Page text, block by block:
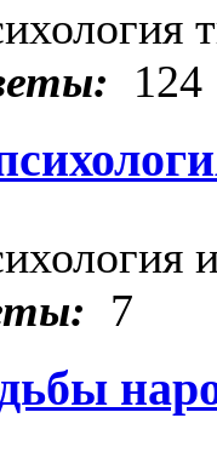
124
7